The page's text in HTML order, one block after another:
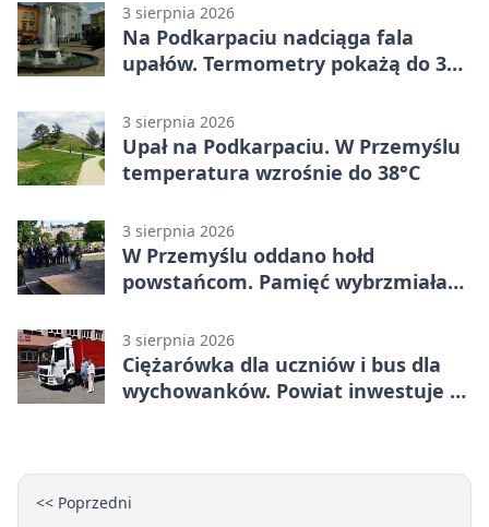
3 sierpnia 2026
Na Podkarpaciu nadciąga fala
upałów. Termometry pokażą do 36
3 sierpnia 2026
Upał na Podkarpaciu. W Przemyślu
temperatura wzrośnie do 38°C
3 sierpnia 2026
W Przemyślu oddano hołd
powstańcom. Pamięć wybrzmiała
3 sierpnia 2026
Ciężarówka dla uczniów i bus dla
wychowanków. Powiat inwestuje w
<< Poprzedni